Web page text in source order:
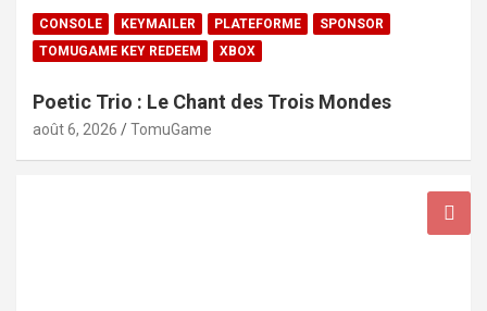
CONSOLE KEYMAILER PLATEFORME
SPONSOR
TOMUGAME KEY REDEEM
XBOX
Poetic Trio : Le Chant des Trois Mondes
août 6, 2026 TomuGame